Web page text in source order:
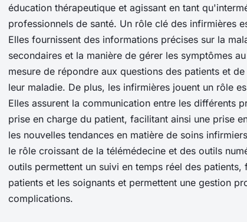
éducation thérapeutique et agissant en tant
professionnels de santé. Un rôle clé des infirmières
Elles fournissent des informations précises sur la
secondaires et la manière de gérer les symptômes
mesure de répondre aux questions des patients et
leur maladie. De plus, les infirmières jouent un rôle
Elles assurent la communication entre les différents
prise en charge du patient, facilitant ainsi une prise
les nouvelles tendances en matière de soins
le rôle croissant de la télémédecine et des outils
outils permettent un suivi en temps réel des
patients et les soignants et permettent une gestion
complications.